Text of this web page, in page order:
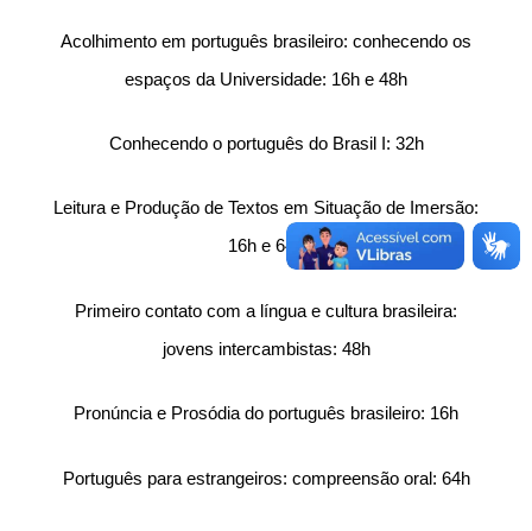
Acolhimento em português brasileiro: conhecendo os
espaços da Universidade: 16h e 48h
Conhecendo o português do Brasil I: 32h
Leitura e Produção de Textos em Situação de Imersão:
16h e 64h
Primeiro contato com a língua e cultura brasileira:
jovens intercambistas: 48h
Pronúncia e Prosódia do português brasileiro: 16h
Português para estrangeiros: compreensão oral: 64h